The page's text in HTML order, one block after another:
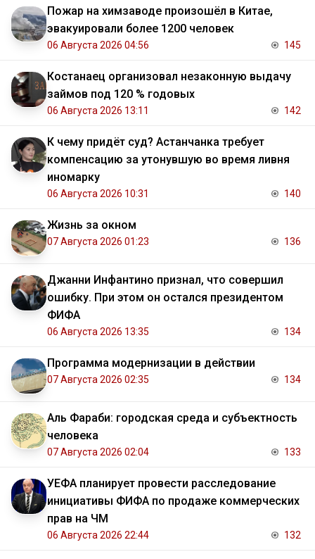
Пожар на химзаводе произошёл в Китае,
эвакуировали более 1200 человек
06 Августа 2026 04:56 145
Костанаец организовал незаконную выдачу
займов под 120 % годовых
06 Августа 2026 13:11 142
К чему придёт суд? Астанчанка требует
компенсацию за утонувшую во время ливня
иномарку
06 Августа 2026 10:31 140
Жизнь за окном
07 Августа 2026 01:23 136
Джанни Инфантино признал, что совершил
ошибку. При этом он остался президентом
ФИФА
06 Августа 2026 13:35 134
Программа модернизации в действии
07 Августа 2026 02:35 134
Аль Фараби: городская среда и субъектность
человека
07 Августа 2026 02:04 133
УЕФА планирует провести расследование
инициативы ФИФА по продаже коммерческих
прав на ЧМ
06 Августа 2026 22:44 132